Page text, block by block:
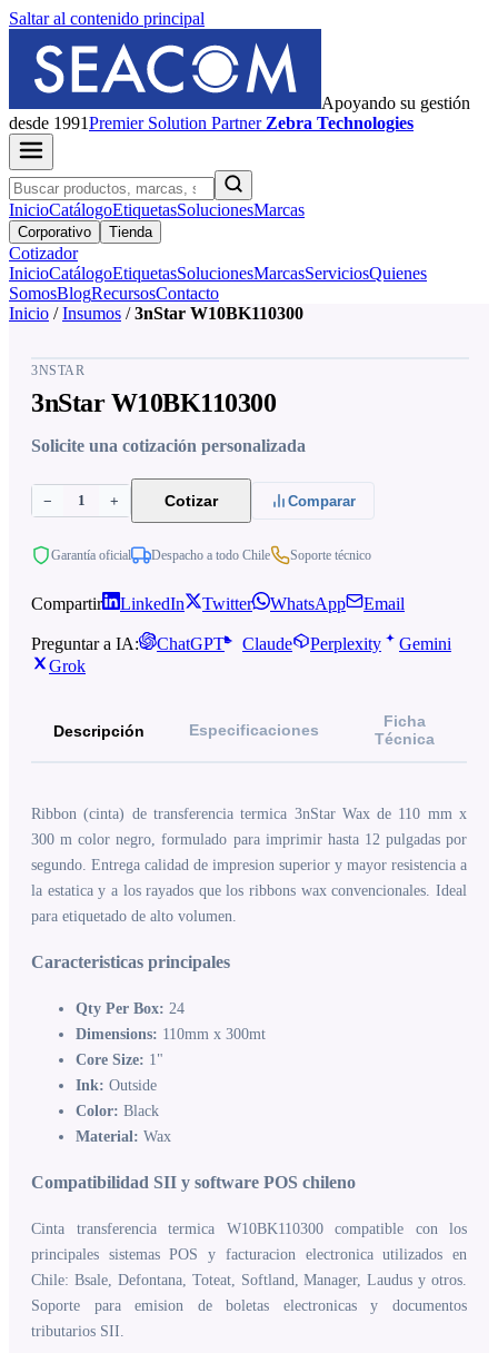
Saltar al contenido principal
Apoyando su gestión
desde 1991PremierSolution Partner Zebra Technologies
InicioCatálogoEtiquetasSolucionesMarcas
Corporativo Tienda
Cotizador
InicioCatálogoEtiquetasSolucionesMarcasServiciosQuienes
SomosBlogRecursosContacto
Inicio / Insumos / 3nStar W10BK110300
3NSTAR
3nStar W10BK110300
Solicite una cotización personalizada
− 1 + Cotizar Comparar
Garantía oficial Despacho a todo Chile Soporte técnico
Compartir LinkedIn Twitter WhatsApp Email
Preguntar a IA: ChatGPT Claude Perplexity
Gemini
Grok
Descripción Especificaciones
Ficha
Técnica
Ribbon (cinta) de transferencia termica 3nStar Wax de 110 mm x
300 m color negro, formulado para imprimir hasta 12 pulgadas por
segundo. Entrega calidad de impresion superior y mayor resistencia a
la estatica y a los rayados que los ribbons wax convencionales. Ideal
para etiquetado de alto volumen.
Caracteristicas principales
Qty Per Box: 24
Dimensions: 110mm x 300mt
Core Size: 1"
Ink: Outside
Color: Black
Material: Wax
Compatibilidad SII y software POS chileno
Cinta transferencia termica W10BK110300 compatible con los
principales sistemas POS y facturacion electronica utilizados en
Chile: Bsale, Defontana, Toteat, Softland, Manager, Laudus y otros.
Soporte para emision de boletas electronicas y documentos
tributarios SII.